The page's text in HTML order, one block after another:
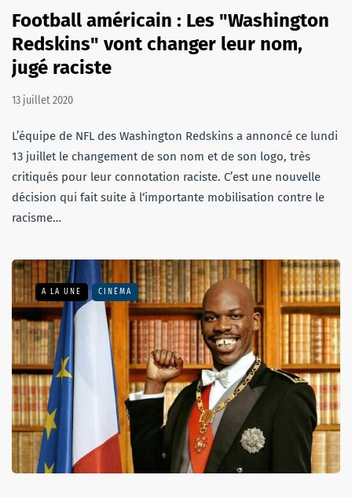
Football américain : Les "Washington
Redskins" vont changer leur nom,
jugé raciste
13 juillet 2020
L’équipe de NFL des Washington Redskins a annoncé ce lundi
13 juillet le changement de son nom et de son logo, très
critiqués pour leur connotation raciste. C’est une nouvelle
décision qui fait suite à l‘importante mobilisation contre le
racisme…
A LA UNE CINÉMA